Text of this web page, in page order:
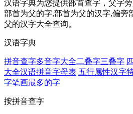
汉语字典为您提供部首查字，父字
部首为父的字,部首为父的汉字,偏旁
父的汉字大全查询。
汉语字典
拼音查字多音字大全二叠字三叠字
大全汉语拼音字母表 五行属性汉字
字笔画最多的字
按拼音查字